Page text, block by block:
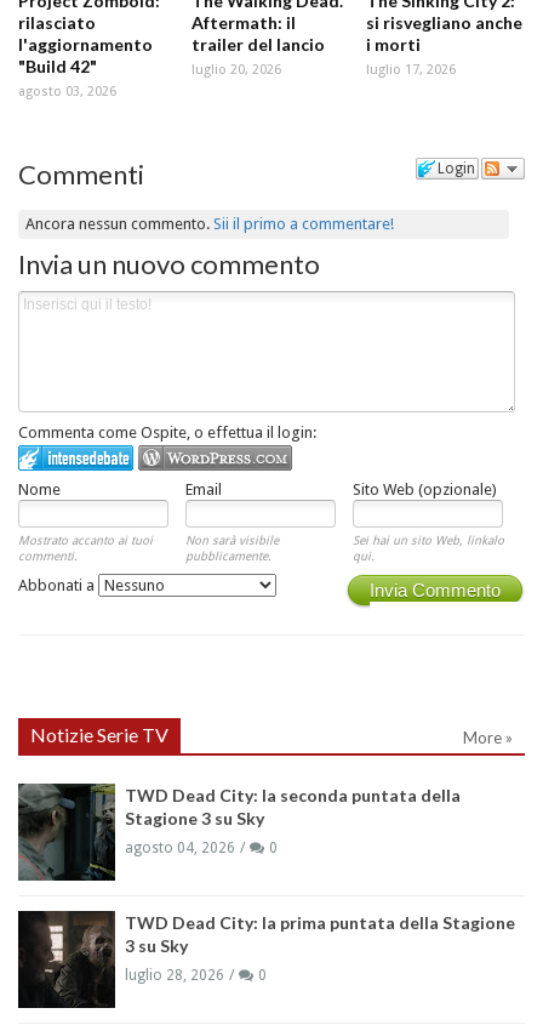
rilasciato
l'aggiornamento
"Build 42"
agosto 03, 2026
Aftermath: il
trailer del lancio
luglio 20, 2026
si risvegliano anche
i morti
luglio 17, 2026
Login
Commenti
Ancora nessun commento.Sii il primo a commentare!
Invia un nuovo commento
Commenta come Ospite, o effettua il login:
Nome Email Sito Web (opzionale)
Mostrato accanto ai tuoi
commenti.
Non sarà visibile
pubblicamente.
Sei hai un sito Web, linkalo
qui.
Invia Commento
Abbonati a
Notizie Serie TV More »
TWD Dead City: la seconda puntata della
Stagione 3 su Sky
agosto 04, 2026 0
TWD Dead City: la prima puntata della Stagione
3 su Sky
luglio 28, 2026 0